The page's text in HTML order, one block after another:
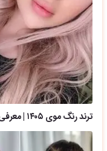
ترند رنگ موی ۱۴۰۵ | معرفی محبوب ترین رنگ موهای مد امسال